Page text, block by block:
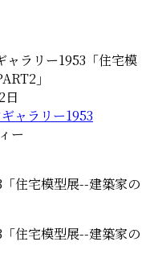
ャラリー1953「住宅模
」
日
ャラリー1953
ー